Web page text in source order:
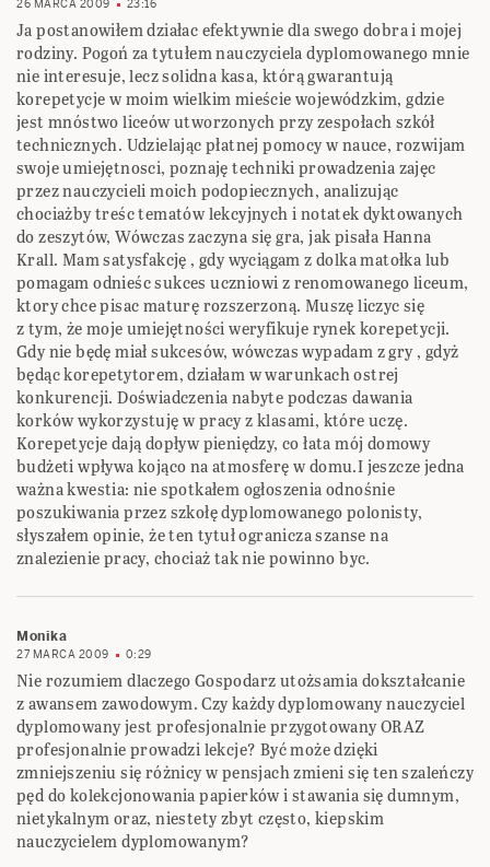
26 MARCA 2009 23:16
Ja postanowiłem działac efektywnie dla swego dobra i mojej
rodziny. Pogoń za tytułem nauczyciela dyplomowanego mnie
nie interesuje, lecz solidna kasa, którą gwarantują
korepetycje w moim wielkim mieście wojewódzkim, gdzie
jest mnóstwo liceów utworzonych przy zespołach szkół
technicznych. Udzielając płatnej pomocy w nauce, rozwijam
swoje umiejętnosci, poznaję techniki prowadzenia zajęc
przez nauczycieli moich podopiecznych, analizując
chociażby treśc tematów lekcyjnych i notatek dyktowanych
do zeszytów, Wówczas zaczyna się gra, jak pisała Hanna
Krall. Mam satysfakcję , gdy wyciągam z dolka matołka lub
pomagam odnieśc sukces uczniowi z renomowanego liceum,
ktory chce pisac maturę rozszerzoną. Muszę liczyc się
z tym, że moje umiejętności weryfikuje rynek korepetycji.
Gdy nie będę miał sukcesów, wówczas wypadam z gry , gdyż
będąc korepetytorem, działam w warunkach ostrej
konkurencji. Doświadczenia nabyte podczas dawania
korków wykorzystuję w pracy z klasami, które uczę.
Korepetycje dają dopływ pieniędzy, co łata mój domowy
budżeti wpływa kojąco na atmosferę w domu.I jeszcze jedna
ważna kwestia: nie spotkałem ogłoszenia odnośnie
poszukiwania przez szkołę dyplomowanego polonisty,
słyszałem opinie, że ten tytuł ogranicza szanse na
znalezienie pracy, chociaż tak nie powinno byc.
Monika
27 MARCA 2009 0:29
Nie rozumiem dlaczego Gospodarz utożsamia dokształcanie
z awansem zawodowym. Czy każdy dyplomowany nauczyciel
dyplomowany jest profesjonalnie przygotowany ORAZ
profesjonalnie prowadzi lekcje? Być może dzięki
zmniejszeniu się różnicy w pensjach zmieni się ten szaleńczy
pęd do kolekcjonowania papierków i stawania się dumnym,
nietykalnym oraz, niestety zbyt często, kiepskim
nauczycielem dyplomowanym?